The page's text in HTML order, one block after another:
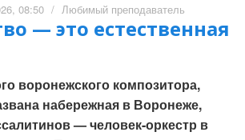
08:50 / Любимый преподаватель
— это естественная
воронежского композитора,
набережная в Воронеже,
— человек-оркестр в